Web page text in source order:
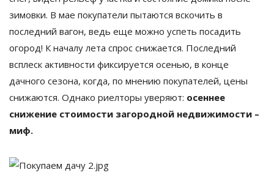
зимовки. В мае покупатели пытаются вскочить в
последний вагон, ведь еще можно успеть посадить
огород! К началу лета спрос снижается. Последний
всплеск активности фиксируется осенью, в конце
дачного сезона, когда, по мнению покупателей, цены
снижаются. Однако риелторы уверяют: осеннее
снижение стоимости загородной недвижимости –
миф.